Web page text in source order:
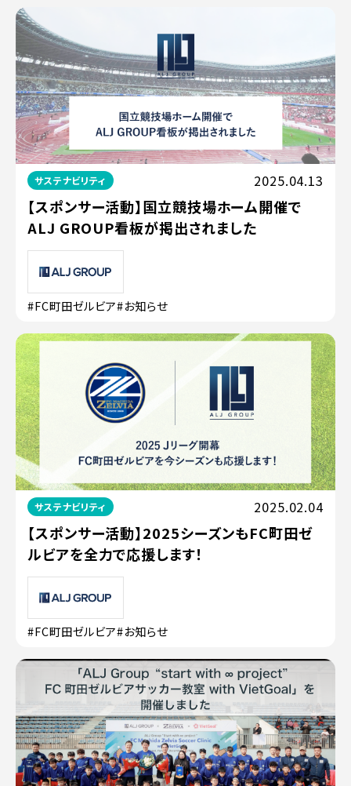
サステナビリティ 2025.04.13
【スポンサー活動】国立競技場ホーム開催で
ALJ GROUP看板が掲出されました
#FC町田ゼルビア#お知らせ
サステナビリティ 2025.02.04
【スポンサー活動】2025シーズンもFC町田ゼ
ルビアを全力で応援します！
#FC町田ゼルビア#お知らせ